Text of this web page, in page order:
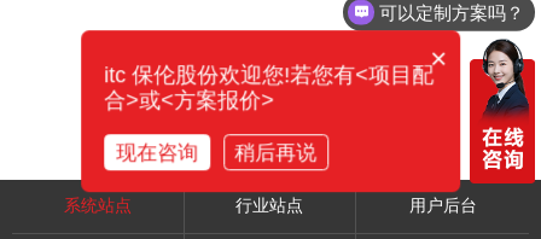
系统站点 行业站点 用户后台
可以定制方案吗？
×
itc 保伦股份欢迎您!若您有<项目配
合>或<方案报价>
现在咨询 稍后再说